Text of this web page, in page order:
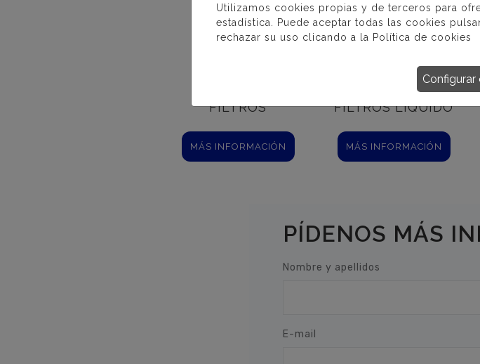
FILTROS
MÁS INFORMACIÓN
DESINCRUS
FILTROS LIQUIDO
MÁS INFORMACIÓN
PÍDENOS MÁS
Nombre y apellidos
E-mail
Utilizamos cookies propias y de terceros para
estadística. Puede aceptar todas las cookies
rechazar su uso clicando a la Política de cookies
Configurar